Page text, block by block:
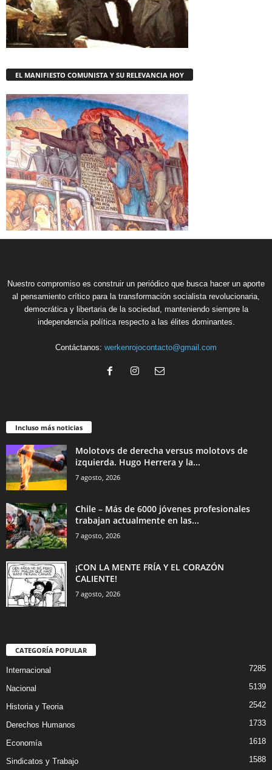
EL MANIFIESTO COMUNISTA Y SU RELEVANCIA HOY
Nuestro compromiso es construir un periódico que busca hacer un aporte
al pensamiento crítico para la transformación socialista revolucionaria,
democrática y libertaria de la sociedad, manteniendo siempre la
independencia política respecto a las élites dominantes.
Contáctanos: werkenrojocontacto@gmail.com
Incluso más noticias
Molotovs de derecha versus molotovs de
izquierda. Hugo Herrera y la...
7 agosto, 2026
Chile – Más de 6000 jóvenes profesionales
trabajan actualmente en las...
7 agosto, 2026
¡CON LA MENTE FRÍA Y EL CORAZÓN
CALIENTE!
7 agosto, 2026
CATEGORÍA POPULAR
Internacional 7285
Nacional 5139
Historia y Teoria 2542
Derechos Humanos 1733
Economía 1618
Sindicatos y Trabajo 1588